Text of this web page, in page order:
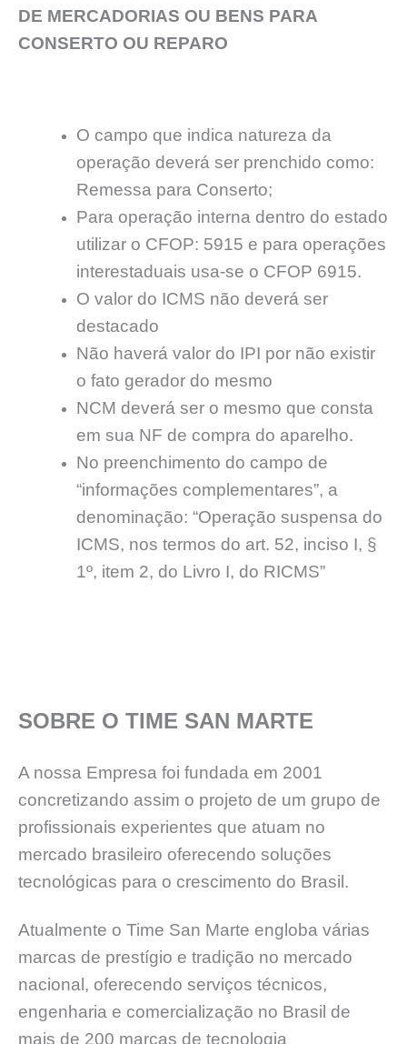
DE MERCADORIAS OU BENS PARA
CONSERTO OU REPARO
O campo que indica natureza da
operação deverá ser prenchido como:
Remessa para Conserto;
Para operação interna dentro do estado
utilizar o CFOP: 5915 e para operações
interestaduais usa-se o CFOP 6915.
O valor do ICMS não deverá ser
destacado
Não haverá valor do IPI por não existir
o fato gerador do mesmo
NCM deverá ser o mesmo que consta
em sua NF de compra do aparelho.
No preenchimento do campo de
“informações complementares”, a
denominação: “Operação suspensa do
ICMS, nos termos do art. 52, inciso I, §
1º, item 2, do Livro I, do RICMS”
SOBRE O TIME SAN MARTE
A nossa Empresa foi fundada em 2001
concretizando assim o projeto de um grupo de
profissionais experientes que atuam no
mercado brasileiro oferecendo soluções
tecnológicas para o crescimento do Brasil.
Atualmente o Time San Marte engloba várias
marcas de prestígio e tradição no mercado
nacional, oferecendo serviços técnicos,
engenharia e comercialização no Brasil de
mais de 200 marcas de tecnologia